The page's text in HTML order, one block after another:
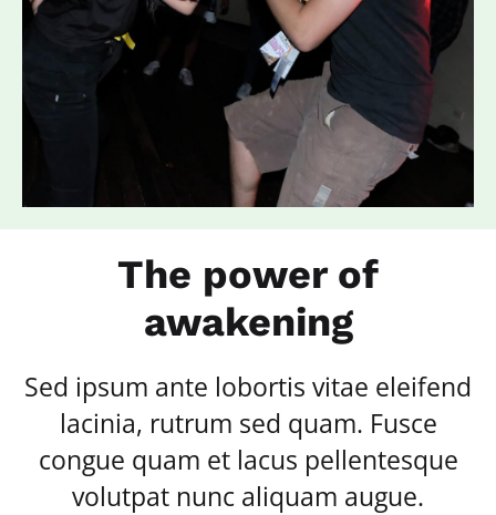
The power of
awakening
Sed ipsum ante lobortis vitae eleifend
lacinia, rutrum sed quam. Fusce
congue quam et lacus pellentesque
volutpat nunc aliquam augue.